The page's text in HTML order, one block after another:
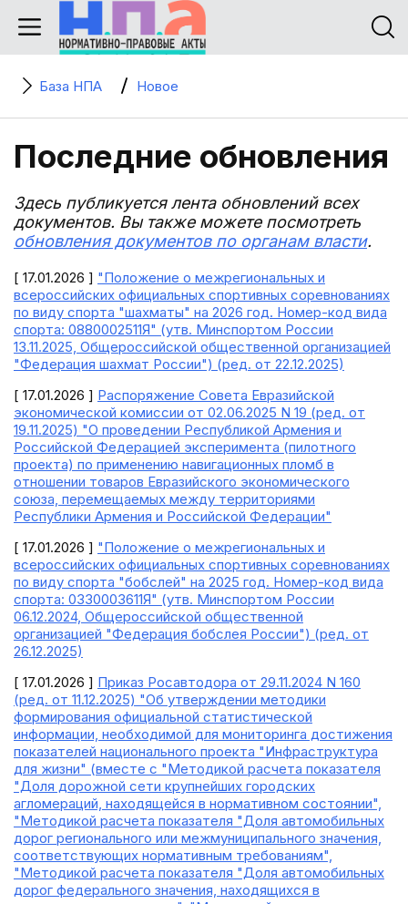
База НПА Новое
Последние обновления
Здесь публикуется лента обновлений всех
документов. Вы также можете посмотреть
обновления документов по органам власти.
[ 17.01.2026 ] "Положение о межрегиональных и
всероссийских официальных спортивных соревнованиях
по виду спорта "шахматы" на 2026 год. Номер-код вида
спорта: 0880002511Я" (утв. Минспортом России
13.11.2025, Общероссийской общественной организацией
"Федерация шахмат России") (ред. от 22.12.2025)
[ 17.01.2026 ] Распоряжение Совета Евразийской
экономической комиссии от 02.06.2025 N 19 (ред. от
19.11.2025) "О проведении Республикой Армения и
Российской Федерацией эксперимента (пилотного
проекта) по применению навигационных пломб в
отношении товаров Евразийского экономического
союза, перемещаемых между территориями
Республики Армения и Российской Федерации"
[ 17.01.2026 ] "Положение о межрегиональных и
всероссийских официальных спортивных соревнованиях
по виду спорта "бобслей" на 2025 год. Номер-код вида
спорта: 0330003611Я" (утв. Минспортом России
06.12.2024, Общероссийской общественной
организацией "Федерация бобслея России") (ред. от
26.12.2025)
[ 17.01.2026 ] Приказ Росавтодора от 29.11.2024 N 160
(ред. от 11.12.2025) "Об утверждении методики
формирования официальной статистической
информации, необходимой для мониторинга достижения
показателей национального проекта "Инфраструктура
для жизни" (вместе с "Методикой расчета показателя
"Доля дорожной сети крупнейших городских
агломераций, находящейся в нормативном состоянии",
"Методикой расчета показателя "Доля автомобильных
дорог регионального или межмуниципального значения,
соответствующих нормативным требованиям",
"Методикой расчета показателя "Доля автомобильных
дорог федерального значения, находящихся в